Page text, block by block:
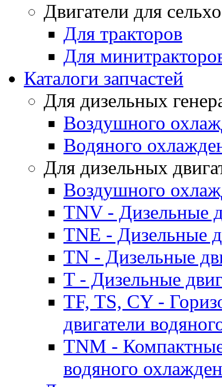
Двигатели для
Для тракторов
Для
Каталоги запчастей
Для дизельных
Воздушного
Водяного
Для дизельных
Воздушного
TNV - Дизельные
TNE - Дизельные
TN - Дизельные
T - Дизельные
TF, TS, CY -
двигатели
TNM -
водяного